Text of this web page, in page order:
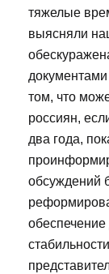
тяжелые
выясняли
том, что
россиян,
два года,
обсуждений